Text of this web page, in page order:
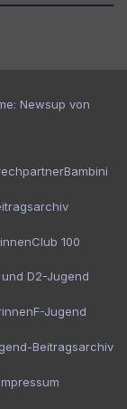
Newsup von
Bambini
Club 100
und D2-Jugend
F-Jugend
Beitragsarchiv